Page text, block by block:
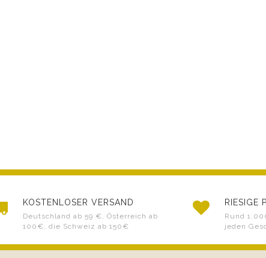
KOSTENLOSER VERSAND
Deutschland ab 59 €, Österreich ab
100€, die Schweiz ab 150€
RIESIGE
Rund
jeden